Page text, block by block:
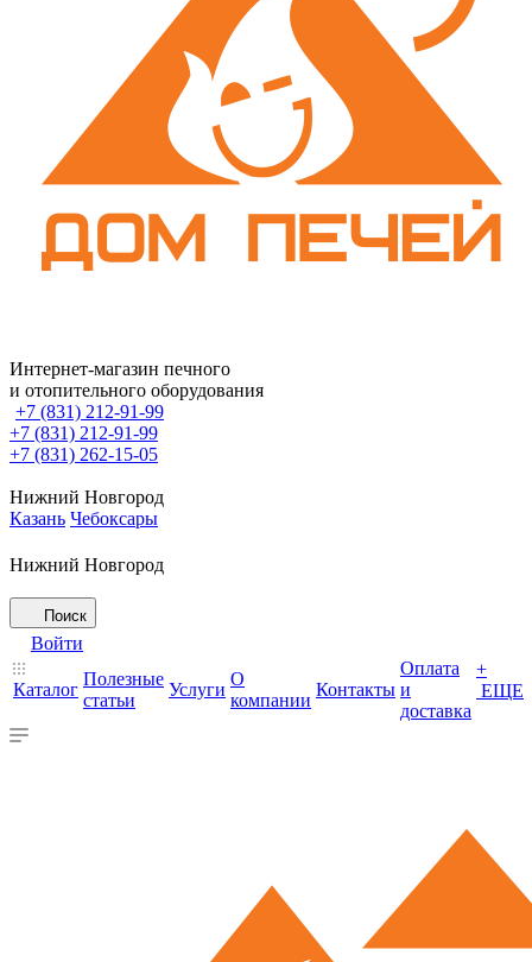
Интернет-магазин печного
и отопительного оборудования
+7 (831) 212-91-99
+7 (831) 212-91-99
+7 (831) 262-15-05
Нижний Новгород
Казань Чебоксары
Нижний Новгород
Поиск
Войти
Каталог
Полезные
статьи
Услуги
О
компании
Контакты
Оплата
и
доставка
+
ЕЩЕ